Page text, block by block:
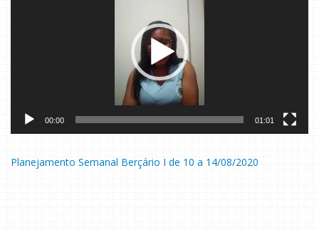
00:00 01:01
Planejamento Semanal Berçário I de 10 a 14/08/2020